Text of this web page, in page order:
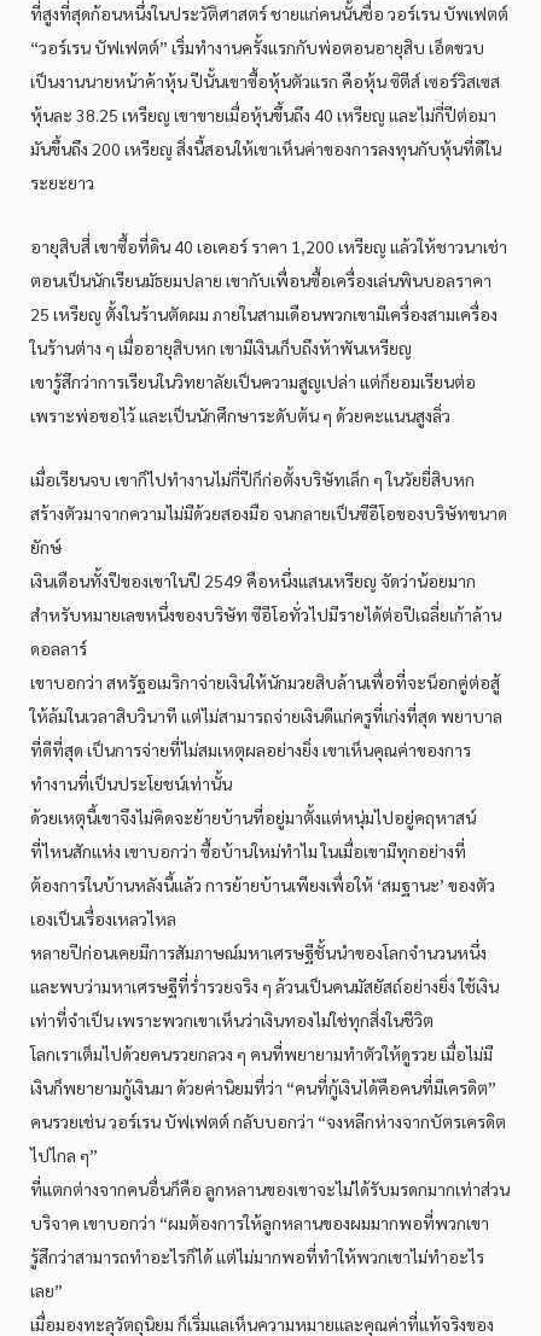
ที่สูงที่สุดก้อนหนึ่งในประวัติศาสตร์ ชายแก่คนนั้นชื่อ วอร์เรน บัพเฟตต์
“วอร์เรน บัฟเฟตต์” เริ่มทำงานครั้งแรกกับพ่อตอนอายุสิบ เอ็ดขวบ
เป็นงานนายหน้าค้าหุ้น ปีนั้นเขาซื้อหุ้นตัวแรก คือหุ้น ซิตีส์ เซอร์วิสเซส
หุ้นละ 38.25 เหรียญ เขาขายเมื่อหุ้นขึ้นถึง 40 เหรียญ และไม่กี่ปีต่อมา
มันขึ้นถึง 200 เหรียญ สิ่งนี้สอนให้เขาเห็นค่าของการลงทุนกับหุ้นที่ดีใน
ระยะยาว
อายุสิบสี่ เขาซื้อที่ดิน 40 เอเคอร์ ราคา 1,200 เหรียญ แล้วให้ชาวนาเช่า
ตอนเป็นนักเรียนมัธยมปลาย เขากับเพื่อนซื้อเครื่องเล่นพินบอลราคา
25 เหรียญ ตั้งในร้านตัดผม ภายในสามเดือนพวกเขามีเครื่องสามเครื่อง
ในร้านต่าง ๆ เมื่ออายุสิบหก เขามีเงินเก็บถึงห้าพันเหรียญ
เขารู้สึกว่าการเรียนในวิทยาลัยเป็นความสูญเปล่า แต่ก็ยอมเรียนต่อ
เพราะพ่อขอไว้ และเป็นนักศึกษาระดับต้น ๆ ด้วยคะแนนสูงลิ่ว
เมื่อเรียนจบ เขาก็ไปทำงานไม่กี่ปีก็ก่อตั้งบริษัทเล็ก ๆ ในวัยยี่สิบหก
สร้างตัวมาจากความไม่มีด้วยสองมือ จนกลายเป็นซีอีโอของบริษัทขนาด
ยักษ์
เงินเดือนทั้งปีของเขาในปี 2549 คือหนึ่งแสนเหรียญ จัดว่าน้อยมาก
สำหรับหมายเลขหนึ่งของบริษัท ซีอีโอทั่วไปมีรายได้ต่อปีเฉลี่ยเก้าล้าน
ดอลลาร์
เขาบอกว่า สหรัฐอเมริกาจ่ายเงินให้นักมวยสิบล้านเพื่อที่จะน็อกคู่ต่อสู้
ให้ล้มในเวลาสิบวินาที แต่ไม่สามารถจ่ายเงินดีแก่ครูที่เก่งที่สุด พยาบาล
ที่ดีที่สุด เป็นการจ่ายที่ไม่สมเหตุผลอย่างยิ่ง เขาเห็นคุณค่าของการ
ทำงานที่เป็นประโยชน์เท่านั้น
ด้วยเหตุนี้เขาจึงไม่คิดจะย้ายบ้านที่อยู่มาตั้งแต่หนุ่มไปอยู่คฤหาสน์
ที่ไหนสักแห่ง เขาบอกว่า ซื้อบ้านใหม่ทำไม ในเมื่อเขามีทุกอย่างที่
ต้องการในบ้านหลังนี้แล้ว การย้ายบ้านเพียงเพื่อให้ ‘สมฐานะ’ ของตัว
เองเป็นเรื่องเหลวไหล
หลายปีก่อนเคยมีการสัมภาษณ์มหาเศรษฐีชั้นนำของโลกจำนวนหนึ่ง
และพบว่ามหาเศรษฐีที่ร่ำรวยจริง ๆ ล้วนเป็นคนมัสยัสถ์อย่างยิ่ง ใช้เงิน
เท่าที่จำเป็น เพราะพวกเขาเห็นว่าเงินทองไม่ใช่ทุกสิ่งในชีวิต
โลกเราเต็มไปด้วยคนรวยกลวง ๆ คนที่พยายามทำตัวให้ดูรวย เมื่อไม่มี
เงินก็พยายามกู้เงินมา ด้วยค่านิยมที่ว่า “คนที่กู้เงินได้คือคนที่มีเครดิต”
คนรวยเช่น วอร์เรน บัฟเฟตต์ กลับบอกว่า “จงหลีกห่างจากบัตรเครดิต
ไปไกล ๆ”
ที่แตกต่างจากคนอื่นก็คือ ลูกหลานของเขาจะไม่ได้รับมรดกมากเท่าส่วน
บริจาค เขาบอกว่า “ผมต้องการให้ลูกหลานของผมมากพอที่พวกเขา
รู้สึกว่าสามารถทำอะไรก็ได้ แต่ไม่มากพอที่ทำให้พวกเขาไม่ทำอะไร
เลย”
เมื่อมองทะลุวัตถุนิยม ก็เริ่มแลเห็นความหมายและคุณค่าที่แท้จริงของ